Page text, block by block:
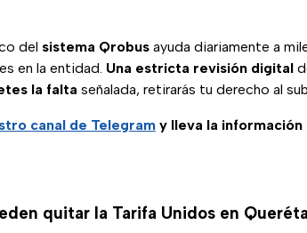
del sistema Qrobus ayuda diariamente a
en la entidad. Una estricta revisión digital
la falta señalada, retirarás tu derecho al
canal de Telegram y lleva la información
quitar la Tarifa Unidos en